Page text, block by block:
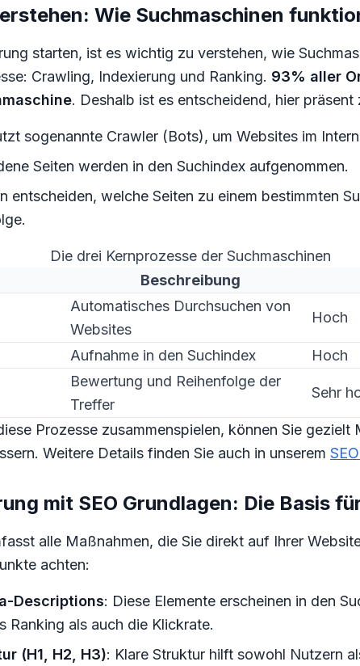
Wie Suchmaschinen
starten, ist es wichtig zu verstehen, wie
Crawling, Indexierung und Ranking. 93% aller
. Deshalb ist es entscheidend, hier präsent
sogenannte Crawler (Bots), um Websites im
Seiten werden in den Suchindex aufgenommen.
entscheiden, welche Seiten zu einem bestimmten
Die drei Kernprozesse der Suchmaschinen
Beschreibung
Automatisches Durchsuchen von
Websites
Hoch
Aufnahme in den Suchindex Hoch
Bewertung und Reihenfolge der
Treffer
Sehr
Prozesse zusammenspielen, können Sie gezielt
Weitere Details finden Sie auch in unserem
mit SEO Grundlagen: Die Basis
alle Maßnahmen, die Sie direkt auf Ihrer
achten:
Descriptions: Diese Elemente erscheinen in den
Ranking als auch die Klickrate.
(H1, H2, H3): Klare Struktur hilft sowohl Nutzern